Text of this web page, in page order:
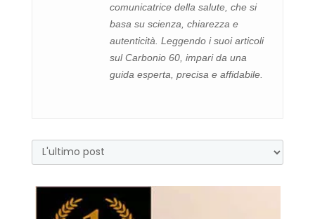
comunicatrice della salute, che si
basa su scienza, chiarezza e
autenticità. Leggendo i suoi articoli
sul Carbonio 60, impari da una
guida esperta, precisa e affidabile.